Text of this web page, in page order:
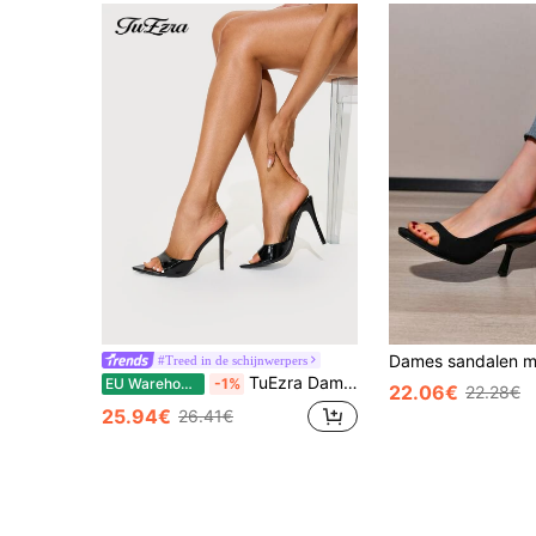
#Treed in de schijnwerpers
EU Warehouse -1% TuEzra Damesmode met hoge hakken, feest, klassieke puntige neus, open teen, open hak, metallic PU, instapper, gelakte hak, stiletto, metallic stijl, zomer, buiten, normaal, champagnekleurige sandalen voor dames, pantoffels met hoge hak, sexy
25.94€ 26.41€
22.06€ 22.28€